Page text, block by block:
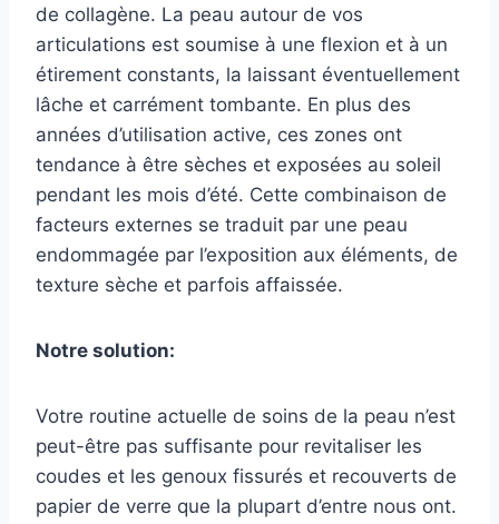
de collagène. La peau autour de vos
articulations est soumise à une flexion et à un
étirement constants, la laissant éventuellement
lâche et carrément tombante. En plus des
années d’utilisation active, ces zones ont
tendance à être sèches et exposées au soleil
pendant les mois d’été. Cette combinaison de
facteurs externes se traduit par une peau
endommagée par l’exposition aux éléments, de
texture sèche et parfois affaissée.
Notre solution:
Votre routine actuelle de soins de la peau n’est
peut-être pas suffisante pour revitaliser les
coudes et les genoux fissurés et recouverts de
papier de verre que la plupart d’entre nous ont.